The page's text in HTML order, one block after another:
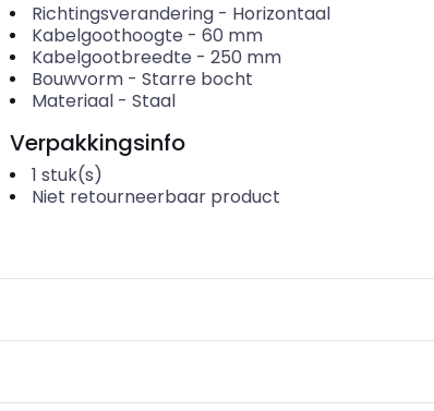
Richtingsverandering- Horizontaal
Kabelgoothoogte - 60 mm
Kabelgootbreedte - 250 mm
Bouwvorm- Starre bocht
Materiaal- Staal
Verpakkingsinfo
1 stuk(s)
Niet retourneerbaar product